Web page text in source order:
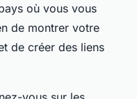
où vous vous
de montrer votre
de créer des liens